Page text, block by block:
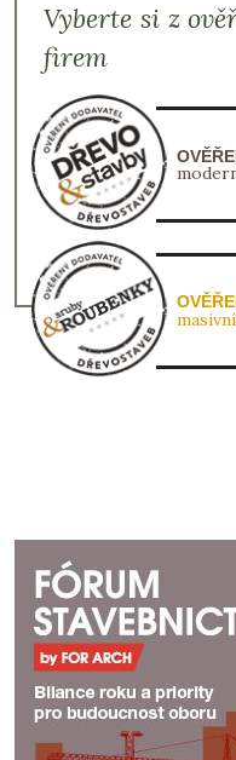
Vyberte si z
firem